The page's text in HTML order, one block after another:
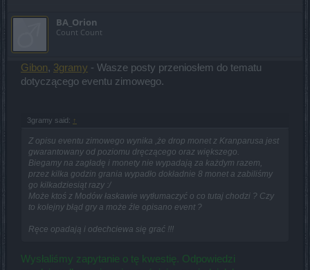
BA_Orion
Count Count
Gibon, 3gramy - Wasze posty przeniosłem do tematu
dotyczącego eventu zimowego.
3gramy said: ↑
Z opisu eventu zimowego wynika ,że drop monet z Kranparusa jest
gwarantowany od poziomu dręczącego oraz większego.
Biegamy na zagładę i monety nie wypadają za każdym razem,
przez kilka godzin grania wypadło dokładnie 8 monet a zabiliśmy
go kilkadziesiąt razy :/
Może ktoś z Modów łaskawie wytłumaczyć o co tutaj chodzi ? Czy
to kolejny błąd gry a może źle opisano event ?
Ręce opadają i odechciewa się grać !!!
Wysłaliśmy zapytanie o tę kwestię. Odpowiedzi